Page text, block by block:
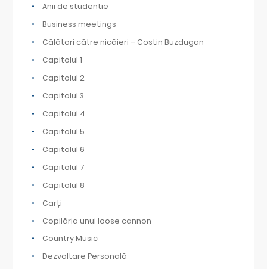
Anii de studentie
Business meetings
Călători către nicăieri – Costin Buzdugan
Capitolul 1
Capitolul 2
Capitolul 3
Capitolul 4
Capitolul 5
Capitolul 6
Capitolul 7
Capitolul 8
Carți
Copilăria unui loose cannon
Country Music
Dezvoltare Personală